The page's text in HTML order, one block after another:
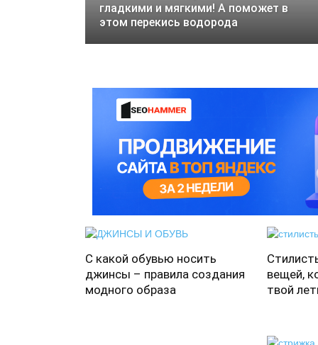
гладкими и мягкими! А поможет в
этом перекись водорода
С какой обувью носить
джинсы – правила создания
модного образа
вещей,
твой